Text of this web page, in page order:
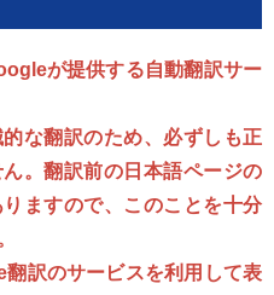
が提供する自動翻訳サー
な翻訳のため、必ずしも正
。翻訳前の日本語ページの
ますので、このことを十分
翻訳のサービスを利用して表